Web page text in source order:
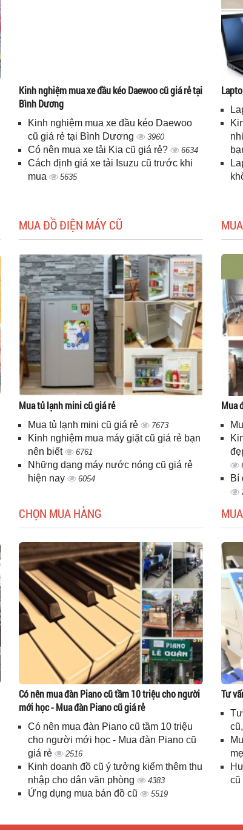
Kinh nghiệm mua xe đầu kéo Daewoo cũ giá rẻ tại
Bình Dương
Kinh nghiệm mua xe đầu kéo Daewoo
cũ giá rẻ tại Bình Dương
3960
Có nên mua xe tải Kia cũ giá rẻ? 6634
Cách định giá xe tải Isuzu cũ trước khi
mua
5635
MUA ĐỒ ĐIỆN MÁY CŨ
Mua tủ lạnh mini cũ giá rẻ
Mua tủ lạnh mini cũ giá rẻ 7673
Kinh nghiệm mua máy giặt cũ giá rẻ bạn
nên biết
6761
Những dạng máy nước nóng cũ giá rẻ
hiện nay
6054
Mua
Bí
CHỌN MUA HÀNG
Có nên mua đàn Piano cũ tầm 10 triệu cho người
mới học - Mua đàn Piano cũ giá rẻ
Có nên mua đàn Piano cũ tầm 10 triệu
cho người mới học - Mua đàn Piano cũ
giá rẻ
2516
Kinh doanh đồ cũ ý tưởng kiểm thêm thu
nhập cho dân văn phòng
4383
Ứng dụng mua bán đồ cũ 5519
Tư
cũ